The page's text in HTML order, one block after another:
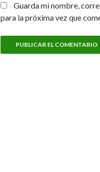
Guarda mi nombre,
para la próxima vez que